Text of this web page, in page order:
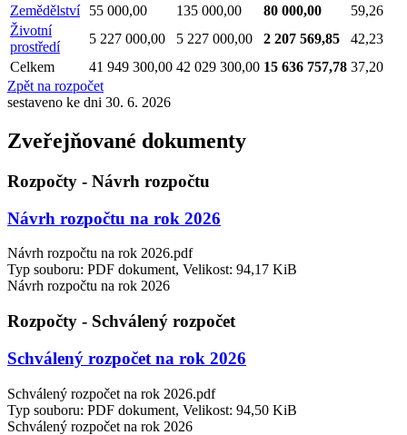
Zemědělství
55 000,00 135 000,00 80 000,00
59,26
Životní
prostředí
5 227 000,00 5 227 000,00 2 207 569,85
42,23
Celkem
41 949 300,00 42 029 300,00 15 636 757,78 37,20
Zpět na rozpočet
sestaveno ke dni 30. 6. 2026
Zveřejňované dokumenty
Rozpočty - Návrh rozpočtu
Návrh rozpočtu na rok 2026
Návrh rozpočtu na rok 2026.pdf
Typ souboru: PDF dokument, Velikost: 94,17 KiB
Návrh rozpočtu na rok 2026
Rozpočty - Schválený rozpočet
Schválený rozpočet na rok 2026
Schválený rozpočet na rok 2026.pdf
Typ souboru: PDF dokument, Velikost: 94,50 KiB
Schválený rozpočet na rok 2026